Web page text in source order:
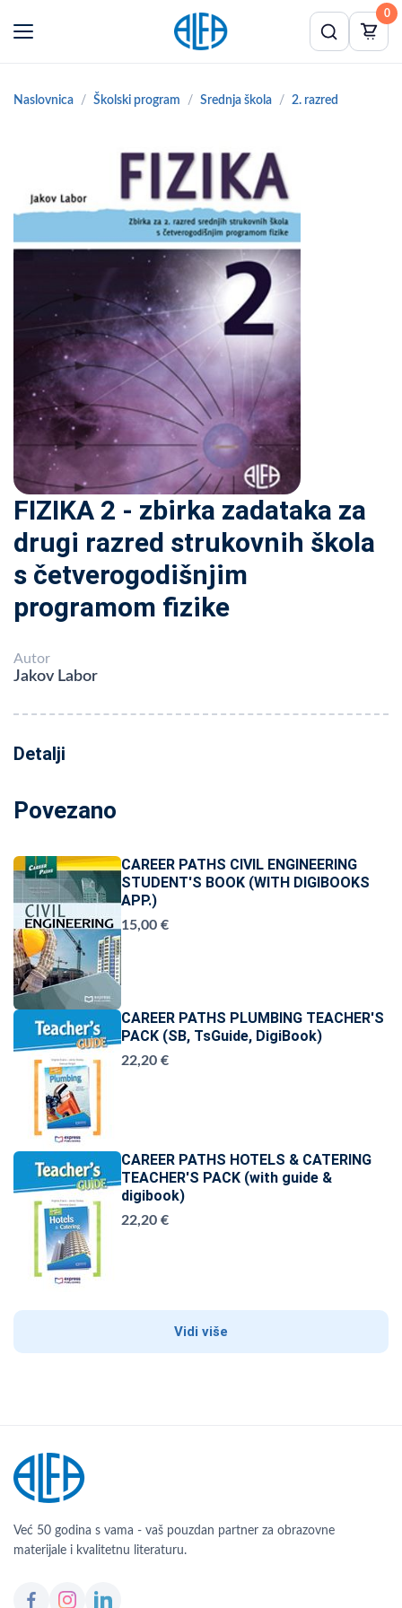
0
Naslovnica Školski program Srednja škola 2. razred
FIZIKA 2 - zbirka zadataka za
drugi razred strukovnih škola
s četverogodišnjim
programom fizike
Autor
Jakov Labor
Detalji
Povezano
CAREER PATHS CIVIL ENGINEERING
STUDENT'S BOOK (WITH DIGIBOOKS
APP.)
15,00 €
CAREER PATHS PLUMBING TEACHER'S
PACK (SB, TsGuide, DigiBook)
22,20 €
CAREER PATHS HOTELS & CATERING
TEACHER'S PACK (with guide &
digibook)
22,20 €
Vidi više
Već 50 godina s vama - vaš pouzdan partner za obrazovne
materijale i kvalitetnu literaturu.